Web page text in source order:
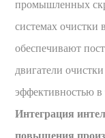
промышленных
системах очистки
обеспечивают
двигатели
эффективностью в
Интеграция